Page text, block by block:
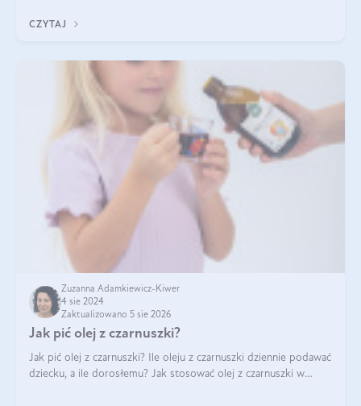
CZYTAJ
Zuzanna Adamkiewicz-Kiwer
4 sie 2024
Zaktualizowano 5 sie 2026
Jak pić olej z czarnuszki?
Jak pić olej z czarnuszki? Ile oleju z czarnuszki dziennie podawać
dziecku, a ile dorosłemu? Jak stosować olej z czarnuszki w